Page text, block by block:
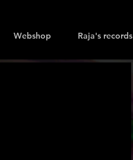
Webshop Raja's records